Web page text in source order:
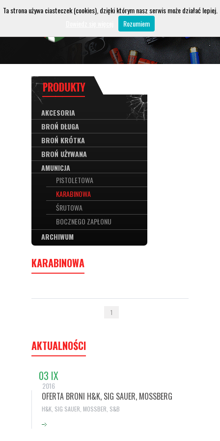
AKCESORIA
BROŃ DŁUGA
BROŃ KRÓTKA
BROŃ UŻYWANA
AMUNICJA
PISTOLETOWA
KARABINOWA
ŚRUTOWA
BOCZNEGO ZAPŁONU
ARCHIWUM
KARABINOWA
1
AKTUALNOŚCI
03 IX
2016
OFERTA BRONI H&K, SIG SAUER, MOSSBERG
H&K, SIG SAUER, MOSSBER, S&B
Ta strona używa ciasteczek (cookies), dzięki którym nasz serwis może działać lepiej.
Rozumiem